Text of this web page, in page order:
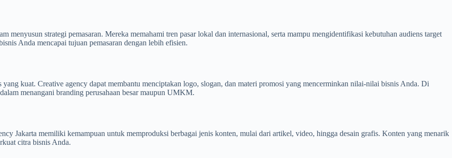
menyusun strategi pemasaran. Mereka memahami tren pasar lokal dan internasional, serta mampu mengidentifikasi kebutuhan audiens target
Anda mencapai tujuan pemasaran dengan lebih efisien.
kuat. Creative agency dapat membantu menciptakan logo, slogan, dan materi promosi yang mencerminkan nilai-nilai bisnis Anda. Di
menangani branding perusahaan besar maupun UMKM.
Jakarta memiliki kemampuan untuk memproduksi berbagai jenis konten, mulai dari artikel, video, hingga desain grafis. Konten yang menarik
citra bisnis Anda.